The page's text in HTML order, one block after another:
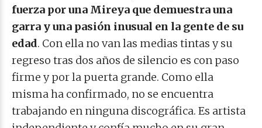
fuerza por una Mireya que demuestra una
garra y una pasión inusual en la gente de su
edad. Con ella no van las medias tintas y su
regreso tras dos años de silencio es con paso
firme y por la puerta grande. Como ella
misma ha confirmado, no se encuentra
trabajando en ninguna discográfica. Es artista